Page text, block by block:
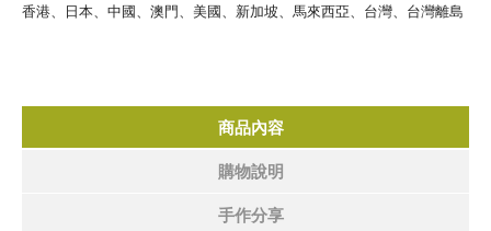
香港、日本、中國、澳門、美國、新加坡、馬來西亞、台灣、台灣離島
商品內容
購物說明
手作分享